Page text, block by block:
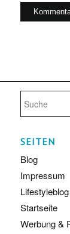
SEITEN
Blog
Impressum
Startseite
Werbung &